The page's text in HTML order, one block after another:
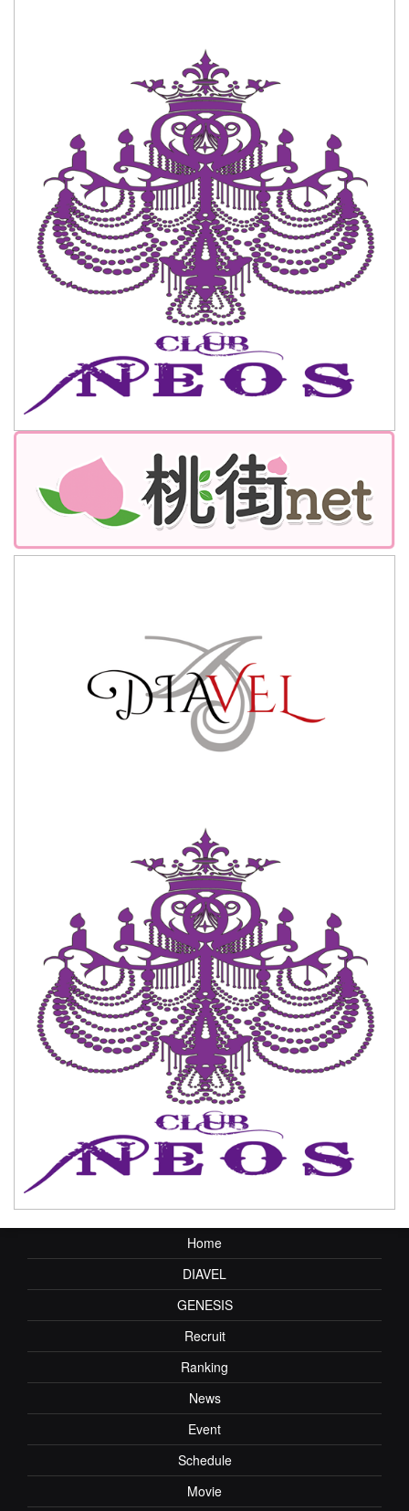
Home
DIAVEL
GENESIS
Recruit
Ranking
News
Event
Schedule
Movie